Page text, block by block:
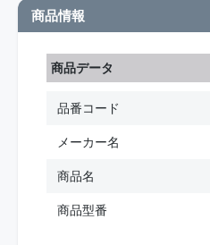
商品情報
商品データ
品番コード
メーカー名
商品名
商品型番